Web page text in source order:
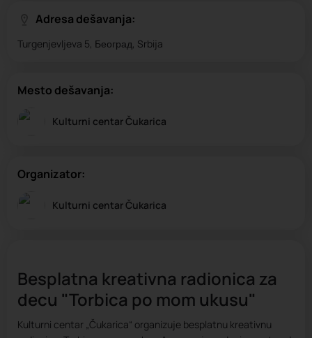
Adresa dešavanja:
Turgenjevljeva 5, Београд, Srbija
Mesto dešavanja:
Kulturni centar Čukarica
Organizator:
Kulturni centar Čukarica
Besplatna kreativna radionica za
decu "Torbica po mom ukusu"
Kulturni centar „Čukarica“ organizuje besplatnu kreativnu